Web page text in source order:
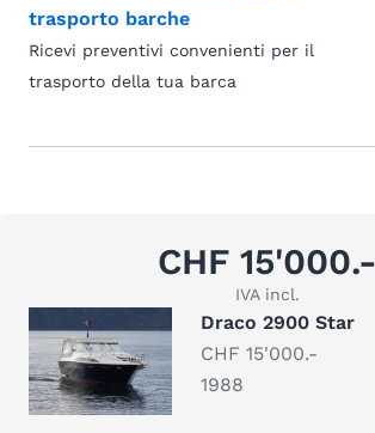
trasporto barche
Ricevi preventivi convenienti per il
trasporto della tua barca
CHF 15'000.-
IVA incl.
Draco 2900 Star
CHF 15'000.-
1988